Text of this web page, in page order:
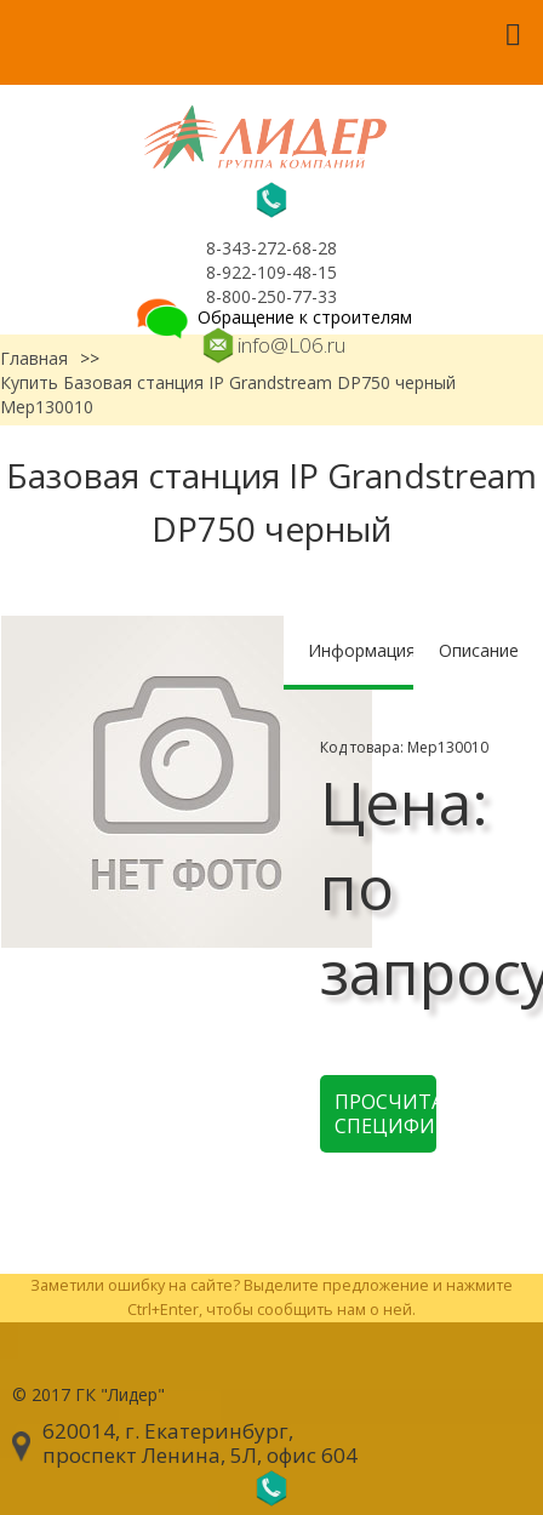
8-343-272-68-28
8-922-109-48-15
8-800-250-77-33
info@L06.ru
Обращение к строителям
Главная
>>
Купить Базовая станция IP Grandstream DP750 черный
Мер130010
Базовая станция IP Grandstream
DP750 черный
Информация Описание
Код товара: Мер130010
Цена:
по
ПРОСЧИТАТЬ
СПЕЦИФИКАЦИЮ
Заметили ошибку на сайте? Выделите предложение и нажмите
Ctrl+Enter, чтобы сообщить нам о ней.
© 2017 ГК "Лидер"
620014, г. Екатеринбург,
проспект Ленина, 5Л, офис 604